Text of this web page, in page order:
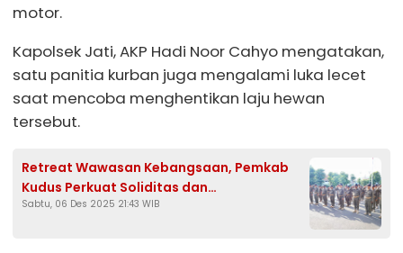
motor.
Kapolsek Jati, AKP Hadi Noor Cahyo mengatakan,
satu panitia kurban juga mengalami luka lecet
saat mencoba menghentikan laju hewan
tersebut.
Retreat Wawasan Kebangsaan, Pemkab
Kudus Perkuat Soliditas dan
Kesiapsiagaan Daerah
Sabtu, 06 Des 2025 21:43 WIB